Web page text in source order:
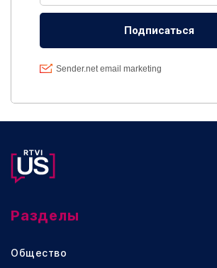
Разделы
Общество